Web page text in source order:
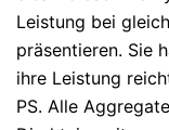
Leistung bei
präsentieren. Sie
ihre Leistung
PS. Alle